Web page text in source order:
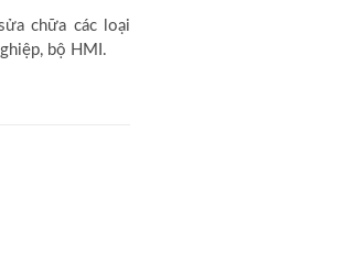
chữa các loại
bộ HMI.